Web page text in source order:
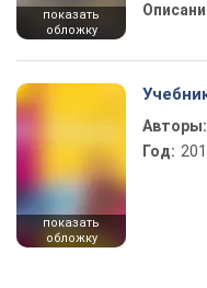
показать
обложку
показать
обложку
Авторы:
Год: